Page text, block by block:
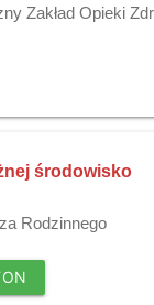
Zakład Opieki
środowisko
Rodzinnego